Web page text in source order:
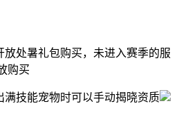
放处暑礼包购买，未进入赛季的服
购买
满技能宠物时可以手动揭晓资质